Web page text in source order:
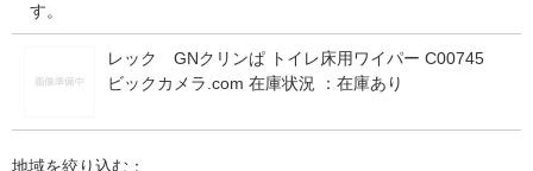
す。
レック GNクリンぱ トイレ床用ワイパー C00745
ビックカメラ.com 在庫状況 ： 在庫あり
地域を絞り込む：